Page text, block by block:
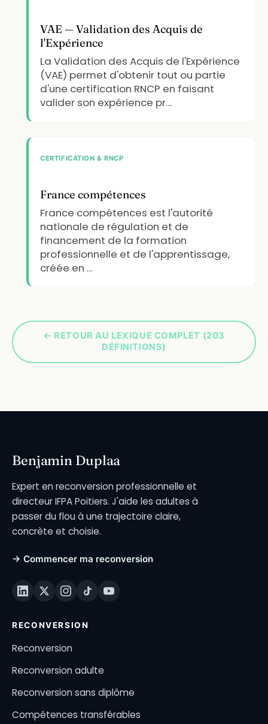
VAE — Validation des Acquis de
l'Expérience
La Validation des Acquis de l'Expérience
(VAE) permet d'obtenir tout ou partie
d'une certification RNCP en faisant
valider son expérience pr…
CERTIFICATION & RNCP
France compétences
France compétences est l'autorité
nationale de régulation et de
financement de la formation
professionnelle et de l'apprentissage,
créée en …
← RETOUR AU LEXIQUE COMPLET (203
DÉFINITIONS)
Benjamin Duplaa
Expert en reconversion professionnelle et
directeur IFPA Poitiers. J'aide les adultes à
passer du flou à une trajectoire claire,
concrète et choisie.
→ Commencer ma reconversion
RECONVERSION
Reconversion
Reconversion adulte
Reconversion sans diplôme
Compétences transférables